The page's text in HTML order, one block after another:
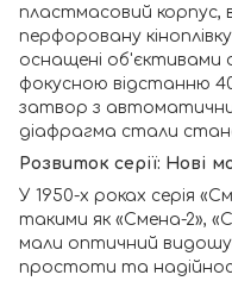
пластмасовий корпус,
перфоровану
оснащені об'єктивами
фокусною відстанню
затвор з
діафрагма стали
Розвиток серії: Нові
У 1950-х роках серія
такими як «Смена-2»,
мали оптичний
простоти та